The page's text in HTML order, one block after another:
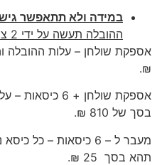
במידה ולא תתאפשר
ההובלה תעשה על ידי 2 צוותים
₪.
אספקת שולחן +
בסך של 810 ₪.
מעבר ל – 6 כיסאות –
תהא בסך 25 ₪.